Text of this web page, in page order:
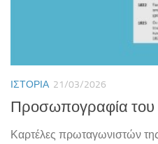
ΙΣΤΟΡΊΑ 21/03/2026
Προσωπογραφία του
Καρτέλες πρωταγωνιστών